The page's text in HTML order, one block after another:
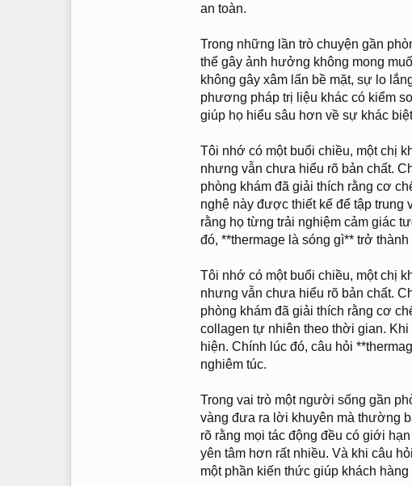
an toàn.
Trong những lần trò chuyện gần
thể gây ảnh hưởng không mong
không gây xâm lấn bề mặt, sự lo
phương pháp trị liệu khác có kiểm
giúp họ hiểu sâu hơn về sự khác
Tôi nhớ có một buổi chiều, một chị
nhưng vẫn chưa hiểu rõ bản chất.
phòng khám đã giải thích rằng cơ
nghệ này được thiết kế để tập trung
rằng họ từng trải nghiệm cảm giác
đó, **thermage là sóng gì** trở
Tôi nhớ có một buổi chiều, một chị
nhưng vẫn chưa hiểu rõ bản chất.
phòng khám đã giải thích rằng cơ
collagen tự nhiên theo thời gian.
hiện. Chính lúc đó, câu hỏi
nghiêm túc.
Trong vai trò một người sống gần
vàng đưa ra lời khuyên mà thường
rõ rằng mọi tác động đều có giới
yên tâm hơn rất nhiều. Và khi câu
một phần kiến thức giúp khách